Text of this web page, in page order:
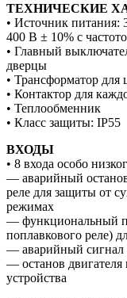
ТЕХНИЧЕСКИЕ
• Источник
400 В ± 10% с
• Главный
дверцы
• Трансформатор для
• Контактор для
• Теплообменник
• Класс защиты: IP55
ВХОДЫ
• 8 входа особо
— аварийный
реле для защиты
режимах
— функциональный
поплавкового реле)
— аварийный сигнал
— останов двигателя
устройства